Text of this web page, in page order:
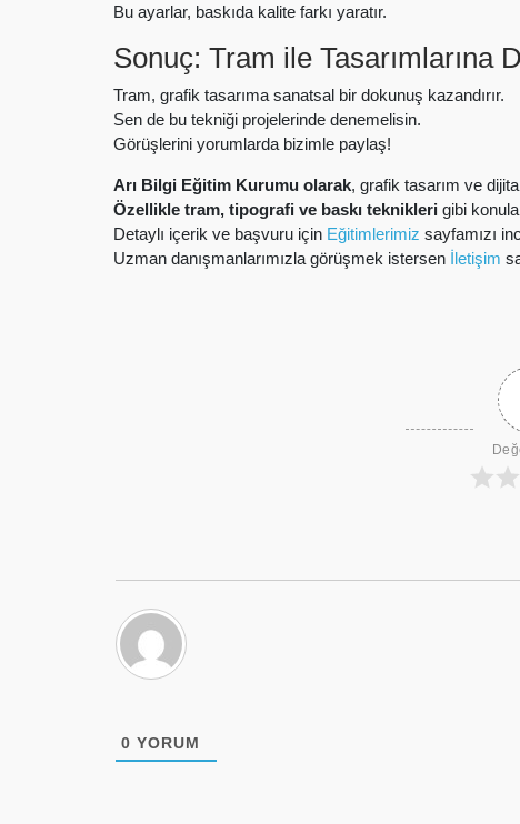
Bu ayarlar, baskıda kalite farkı yaratır.
Sonuç: Tram ile Tasarımlarına
Tram, grafik tasarıma sanatsal bir dokunuş kazandırır.
Sen de bu tekniği projelerinde denemelisin.
Görüşlerini yorumlarda bizimle paylaş!
Arı Bilgi Eğitim Kurumu olarak, grafik tasarım ve
Özellikle tram, tipografi ve baskı teknikleri gibi
Detaylı içerik ve başvuru için Eğitimlerimiz sayfamızı
Uzman danışmanlarımızla görüşmek istersen İletişim
0 YORUM